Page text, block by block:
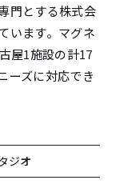
門とする株式会
います。マグネ
屋1施設の計17
ーズに対応でき
ジオ